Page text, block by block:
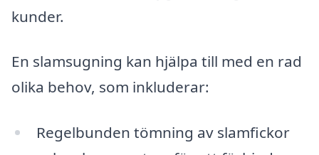
kunder.
En slamsugning kan hjälpa till med en rad
olika behov, som inkluderar:
Regelbunden tömning av slamfickor